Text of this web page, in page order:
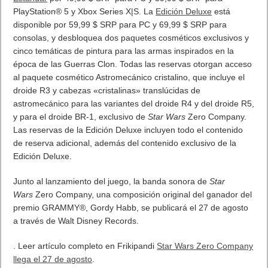
PlayStation® 5 y Xbox Series X|S. La Edición Deluxe está
disponible por 59,99 $ SRP para PC y 69,99 $ SRP para
consolas, y desbloquea dos paquetes cosméticos exclusivos y
cinco temáticas de pintura para las armas inspirados en la
época de las Guerras Clon. Todas las reservas otorgan acceso
al paquete cosmético Astromecánico cristalino, que incluye el
droide R3 y cabezas «cristalinas» translúcidas de
astromecánico para las variantes del droide R4 y del droide R5,
y para el droide BR-1, exclusivo deStar WarsZero Company.
Las reservas de la Edición Deluxe incluyen todo el contenido
de reserva adicional, además del contenido exclusivo de la
Edición Deluxe.
Junto al lanzamiento del juego, la banda sonora deStar
Wars Zero Company, una composición original del ganador del
premio GRAMMY®, Gordy Habb, se publicará el 27 de agosto
a través de Walt Disney Records.
. Leer artículo completo en Frikipandi Star Wars Zero Company
llega el 27 de agosto